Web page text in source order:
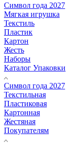
Символ года 2027
Мягкая игрушка
Текстиль
Пластик
Картон
Жесть
Наборы
Каталог Упаковки
Символ года 2027
Текстильная
Пластиковая
Картонная
Жестяная
Покупателям